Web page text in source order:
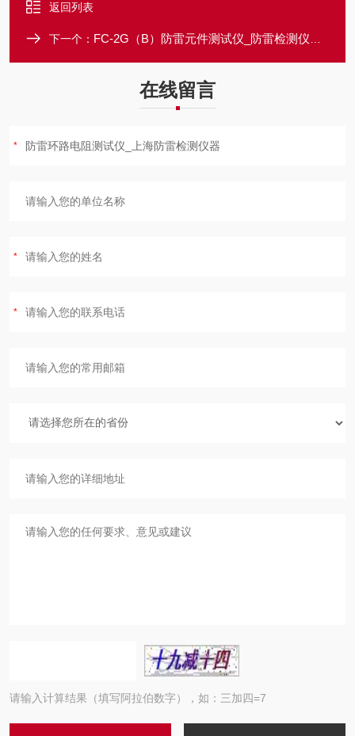
返回列表
下一个： FC-2G（B）防雷元件测试仪_防雷检测仪器设备厂家
在线留言
请输入计算结果（填写阿拉伯数字），如：三加四=7